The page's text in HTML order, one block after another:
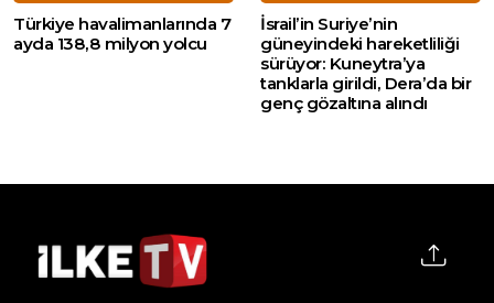
Türkiye havalimanlarında 7
ayda 138,8 milyon yolcu
İsrail’in Suriye’nin
güneyindeki hareketliliği
sürüyor: Kuneytra’ya
tanklarla girildi, Dera’da bir
genç gözaltına alındı